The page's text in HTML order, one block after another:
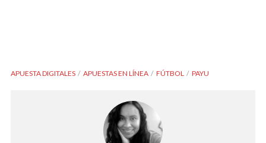
APUESTA DIGITALES APUESTAS EN LÍNEA FÚTBOL PAYU